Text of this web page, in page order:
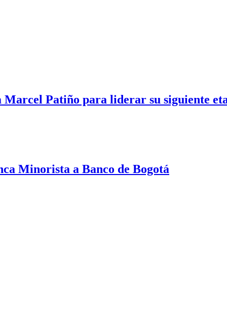
Marcel Patiño para liderar su siguiente
Minorista a Banco de Bogotá